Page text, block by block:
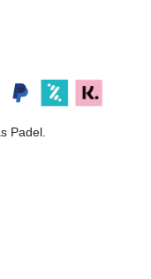
Padel.